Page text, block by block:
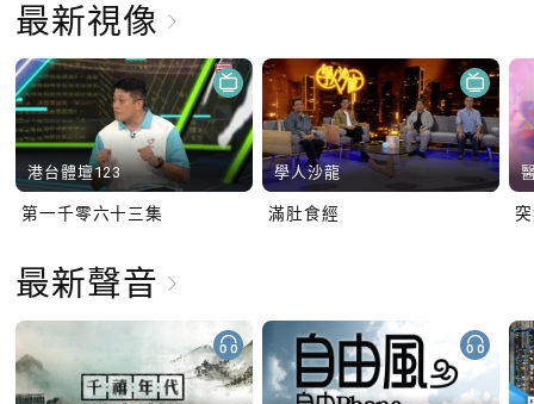
最新視像
港台體壇123
第一千零六十三集
學人沙龍
滿肚食經
最新聲音